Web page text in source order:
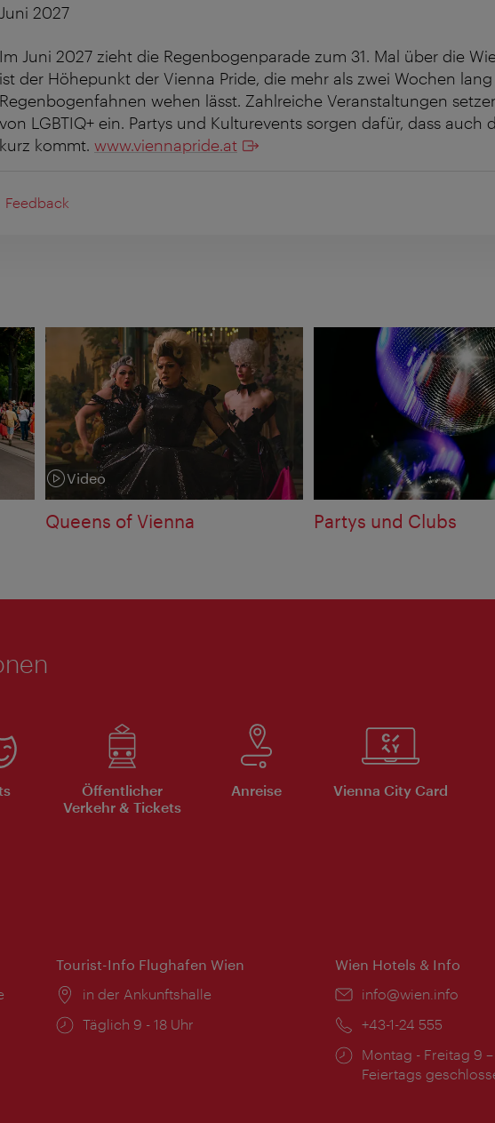
Juni 2027
Im Juni 2027 zieht die Regenbogenparade zum 31. Mal über die
ist der Höhepunkt der Vienna Pride, die mehr als zwei Wochen
Regenbogenfahnen wehen lässt. Zahlreiche Veranstaltungen
von LGBTIQ+ ein. Partys und Kulturevents sorgen dafür, dass auch
kurz kommt. www.viennapride.at
Feedback
Kategorie:
Video
Queens of Vienna Partys und Clubs
Öffentlicher
Verkehr & Tickets
Anreise Vienna City Card
Tourist-Info Flughafen Wien
Ort:
in der Ankunftshalle
Öffnungszeiten:
Täglich 9 - 18 Uhr
Wien Hotels & Info
Email:
info@wien.info
Telefon:
+43-1-24 555
Öffnungszeiten:
Montag - Freitag 9 –
Feiertags